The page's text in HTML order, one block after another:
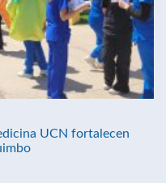
UCN fortalecen